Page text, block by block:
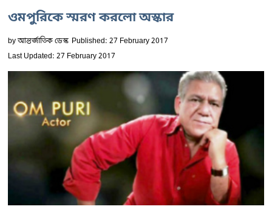
ওমপুরিকে স্মরণ করলো অস্কার
byআন্তর্জাতিক ডেস্ক Published: 27 February 2017
Last Updated: 27 February 2017